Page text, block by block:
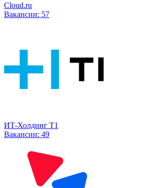
Cloud.ru
Вакансии: 57
ИТ-Холдинг Т1
Вакансии: 49